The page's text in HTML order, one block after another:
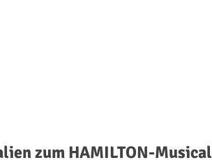
zum HAMILTON-Musical